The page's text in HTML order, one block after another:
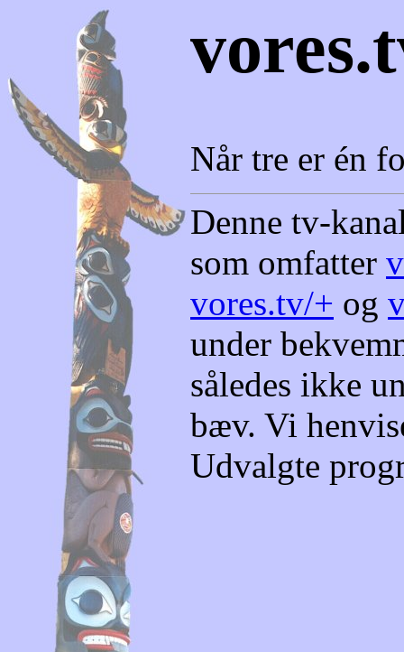
Når tre er én
Denne tv-
som omfatter
vores.tv/+ og
under
således ikke
bæv. Vi
Udvalgte